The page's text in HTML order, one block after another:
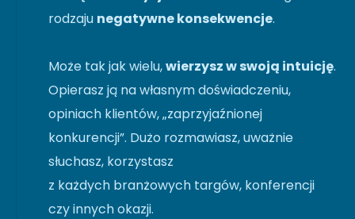
rodzaju negatywne konsekwencje.
Może tak jak wielu,wierzysz w swoją intuicję.
Opierasz ją na własnym doświadczeniu,
opiniach klientów, „zaprzyjaźnionej
konkurencji”. Dużo rozmawiasz, uważnie
słuchasz, korzystasz
z każdych branżowych targów, konferencji
czy innych okazji.